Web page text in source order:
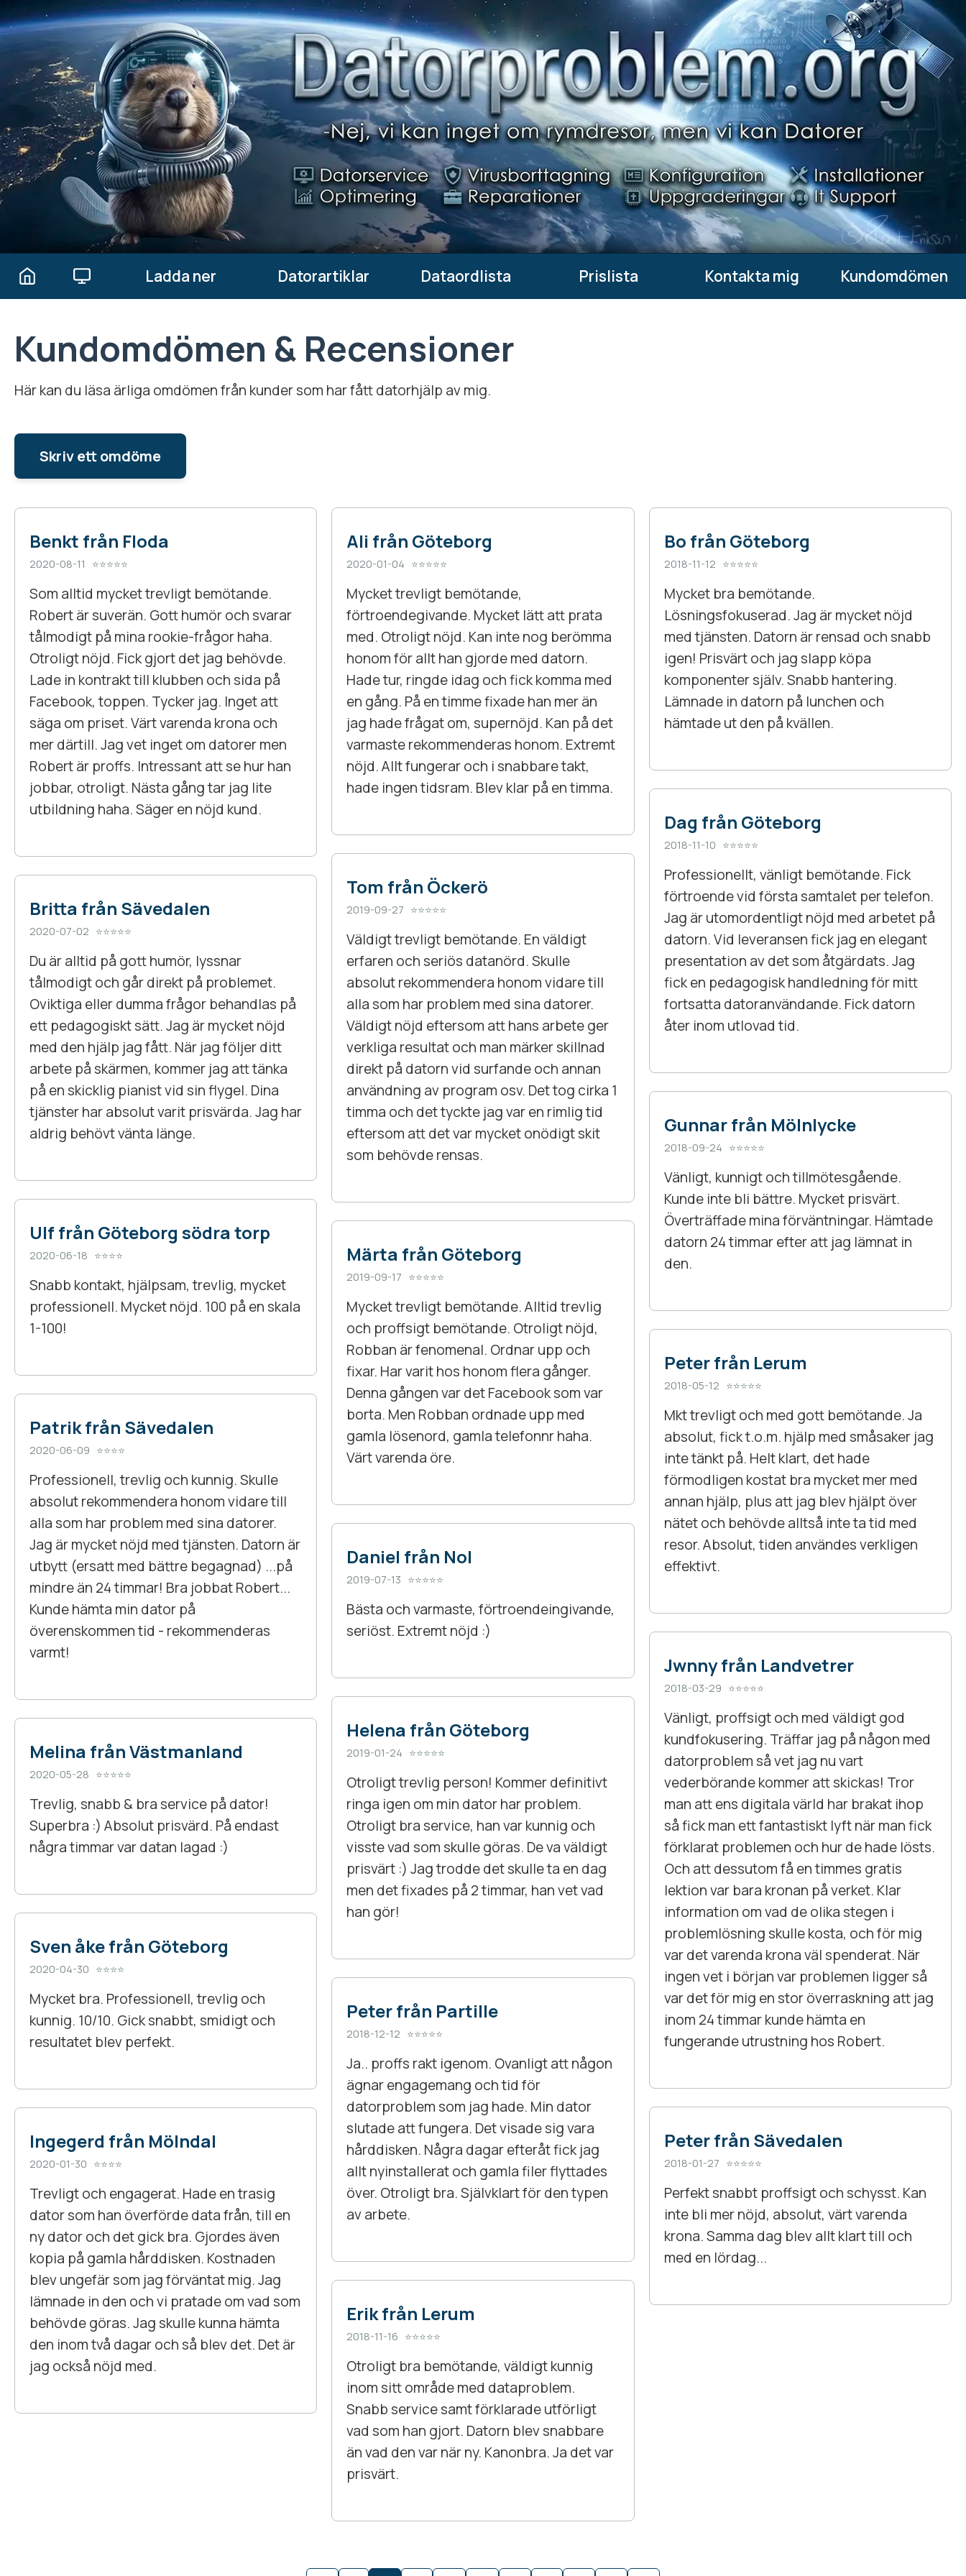
Ladda ner Datorartiklar Dataordlista Prislista Kontakta mig Kundomdömen
Kundomdömen & Recensioner
Här kan du läsa ärliga omdömen från kunder som har fått datorhjälp av mig.
Skriv ett omdöme
Benkt från Floda
2020-08-11 ⭐⭐⭐⭐⭐
Som alltid mycket trevligt bemötande.
Robert är suverän. Gott humör och svarar
tålmodigt på mina rookie-frågor haha.
Otroligt nöjd. Fick gjort det jag behövde.
Lade in kontrakt till klubben och sida på
Facebook, toppen. Tycker jag. Inget att
säga om priset. Värt varenda krona och
mer därtill. Jag vet inget om datorer men
Robert är proffs. Intressant att se hur han
jobbar, otroligt. Nästa gång tar jag lite
utbildning haha. Säger en nöjd kund.
Britta från Sävedalen
2020-07-02 ⭐⭐⭐⭐⭐
Du är alltid på gott humör, lyssnar
tålmodigt och går direkt på problemet.
Oviktiga eller dumma frågor behandlas på
ett pedagogiskt sätt. Jag är mycket nöjd
med den hjälp jag fått. När jag följer ditt
arbete på skärmen, kommer jag att tänka
på en skicklig pianist vid sin flygel. Dina
tjänster har absolut varit prisvärda. Jag har
aldrig behövt vänta länge.
Ulf från Göteborg södra torp
2020-06-18 ⭐⭐⭐⭐
Snabb kontakt, hjälpsam, trevlig, mycket
professionell. Mycket nöjd. 100 på en skala
1-100!
Patrik från Sävedalen
2020-06-09 ⭐⭐⭐⭐
Professionell, trevlig och kunnig. Skulle
absolut rekommendera honom vidare till
alla som har problem med sina datorer.
Jag är mycket nöjd med tjänsten. Datorn är
utbytt (ersatt med bättre begagnad) ...på
mindre än 24 timmar! Bra jobbat Robert...
Kunde hämta min dator på
överenskommen tid - rekommenderas
varmt!
Melina från Västmanland
2020-05-28 ⭐⭐⭐⭐⭐
Trevlig, snabb & bra service på dator!
Superbra :) Absolut prisvärd. På endast
några timmar var datan lagad :)
Sven åke från Göteborg
2020-04-30 ⭐⭐⭐⭐
Mycket bra. Professionell, trevlig och
kunnig. 10/10. Gick snabbt, smidigt och
resultatet blev perfekt.
Ingegerd från Mölndal
2020-01-30 ⭐⭐⭐⭐
Trevligt och engagerat. Hade en trasig
dator som han överförde data från, till en
ny dator och det gick bra. Gjordes även
kopia på gamla hårddisken. Kostnaden
blev ungefär som jag förväntat mig. Jag
lämnade in den och vi pratade om vad som
behövde göras. Jag skulle kunna hämta
den inom två dagar och så blev det. Det är
jag också nöjd med.
Ali från Göteborg
2020-01-04 ⭐⭐⭐⭐⭐
Mycket trevligt bemötande,
förtroendegivande. Mycket lätt att prata
med. Otroligt nöjd. Kan inte nog berömma
honom för allt han gjorde med datorn.
Hade tur, ringde idag och fick komma med
en gång. På en timme fixade han mer än
jag hade frågat om, supernöjd. Kan på det
varmaste rekommenderas honom. Extremt
nöjd. Allt fungerar och i snabbare takt,
hade ingen tidsram. Blev klar på en timma.
Tom från Öckerö
2019-09-27 ⭐⭐⭐⭐⭐
Väldigt trevligt bemötande. En väldigt
erfaren och seriös datanörd. Skulle
absolut rekommendera honom vidare till
alla som har problem med sina datorer.
Väldigt nöjd eftersom att hans arbete ger
verkliga resultat och man märker skillnad
direkt på datorn vid surfande och annan
användning av program osv. Det tog cirka 1
timma och det tyckte jag var en rimlig tid
eftersom att det var mycket onödigt skit
som behövde rensas.
Märta från Göteborg
2019-09-17 ⭐⭐⭐⭐⭐
Mycket trevligt bemötande. Alltid trevlig
och proffsigt bemötande. Otroligt nöjd,
Robban är fenomenal. Ordnar upp och
fixar. Har varit hos honom flera gånger.
Denna gången var det Facebook som var
borta. Men Robban ordnade upp med
gamla lösenord, gamla telefonnr haha.
Värt varenda öre.
Daniel från Nol
2019-07-13 ⭐⭐⭐⭐⭐
Bästa och varmaste, förtroendeingivande,
seriöst. Extremt nöjd :)
Helena från Göteborg
2019-01-24 ⭐⭐⭐⭐⭐
Otroligt trevlig person! Kommer definitivt
ringa igen om min dator har problem.
Otroligt bra service, han var kunnig och
visste vad som skulle göras. De va väldigt
prisvärt :) Jag trodde det skulle ta en dag
men det fixades på 2 timmar, han vet vad
han gör!
Peter från Partille
2018-12-12 ⭐⭐⭐⭐⭐
Ja.. proffs rakt igenom. Ovanligt att någon
ägnar engagemang och tid för
datorproblem som jag hade. Min dator
slutade att fungera. Det visade sig vara
hårddisken. Några dagar efteråt fick jag
allt nyinstallerat och gamla filer flyttades
över. Otroligt bra. Självklart för den typen
av arbete.
Erik från Lerum
2018-11-16 ⭐⭐⭐⭐⭐
Otroligt bra bemötande, väldigt kunnig
inom sitt område med dataproblem.
Snabb service samt förklarade utförligt
vad som han gjort. Datorn blev snabbare
än vad den var när ny. Kanonbra. Ja det var
prisvärt.
Bo från Göteborg
2018-11-12 ⭐⭐⭐⭐⭐
Mycket bra bemötande.
Lösningsfokuserad. Jag är mycket nöjd
med tjänsten. Datorn är rensad och snabb
igen! Prisvärt och jag slapp köpa
komponenter själv. Snabb hantering.
Lämnade in datorn på lunchen och
hämtade ut den på kvällen.
Dag från Göteborg
2018-11-10 ⭐⭐⭐⭐⭐
Professionellt, vänligt bemötande. Fick
förtroende vid första samtalet per telefon.
Jag är utomordentligt nöjd med arbetet på
datorn. Vid leveransen fick jag en elegant
presentation av det som åtgärdats. Jag
fick en pedagogisk handledning för mitt
fortsatta datoranvändande. Fick datorn
åter inom utlovad tid.
Gunnar från Mölnlycke
2018-09-24 ⭐⭐⭐⭐⭐
Vänligt, kunnigt och tillmötesgående.
Kunde inte bli bättre. Mycket prisvärt.
Överträffade mina förväntningar. Hämtade
datorn 24 timmar efter att jag lämnat in
den.
Peter från Lerum
2018-05-12 ⭐⭐⭐⭐⭐
Mkt trevligt och med gott bemötande. Ja
absolut, fick t.o.m. hjälp med småsaker jag
inte tänkt på. Helt klart, det hade
förmodligen kostat bra mycket mer med
annan hjälp, plus att jag blev hjälpt över
nätet och behövde alltså inte ta tid med
resor. Absolut, tiden användes verkligen
effektivt.
Jwnny från Landvetrer
2018-03-29 ⭐⭐⭐⭐⭐
Vänligt, proffsigt och med väldigt god
kundfokusering. Träffar jag på någon med
datorproblem så vet jag nu vart
vederbörande kommer att skickas! Tror
man att ens digitala värld har brakat ihop
så fick man ett fantastiskt lyft när man fick
förklarat problemen och hur de hade lösts.
Och att dessutom få en timmes gratis
lektion var bara kronan på verket. Klar
information om vad de olika stegen i
problemlösning skulle kosta, och för mig
var det varenda krona väl spenderat. När
ingen vet i början var problemen ligger så
var det för mig en stor överraskning att jag
inom 24 timmar kunde hämta en
fungerande utrustning hos Robert.
Peter från Sävedalen
2018-01-27 ⭐⭐⭐⭐⭐
Perfekt snabbt proffsigt och schysst. Kan
inte bli mer nöjd, absolut, värt varenda
krona. Samma dag blev allt klart till och
med en lördag...